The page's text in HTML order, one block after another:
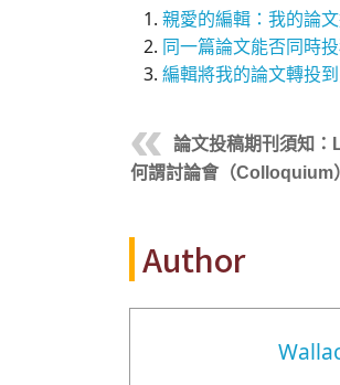
親愛的編輯：我的論
同一篇論文能否同時
編輯將我的論文轉投
論文投稿期刊須知
何謂討論會（Colloquium
Author